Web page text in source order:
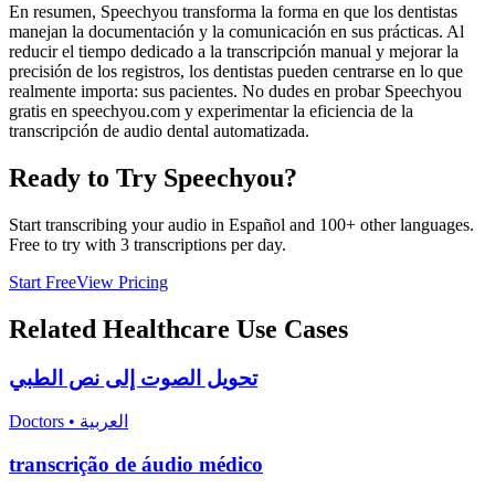
En resumen, Speechyou transforma la forma en que los dentistas
manejan la documentación y la comunicación en sus prácticas. Al
reducir el tiempo dedicado a la transcripción manual y mejorar la
precisión de los registros, los dentistas pueden centrarse en lo que
realmente importa: sus pacientes. No dudes en probar Speechyou
gratis en speechyou.com y experimentar la eficiencia de la
transcripción de audio dental automatizada.
Ready to Try Speechyou?
Start transcribing your audio in Español and 100+ other languages.
Free to try with 3 transcriptions per day.
Start FreeView Pricing
Related Healthcare Use Cases
تحويل الصوت إلى نص الطبي
Doctors • العربية
transcrição de áudio médico